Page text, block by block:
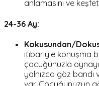
anlamasını ve
24-36 Ay:
Kokusundan/
itibariyle konuşma
çocuğunuzla
yalnızca göz bandı
var. Çocuğunuzun